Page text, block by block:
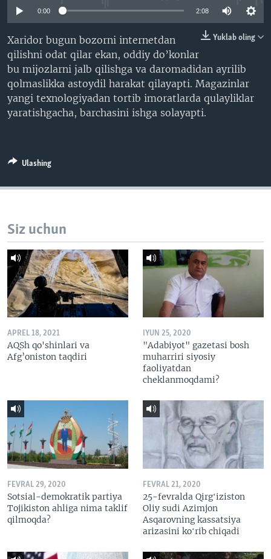
VIDEO
ODNOKLASSNIKI
TWITTER
SOUNDCLOUD
VOA
0:00 2:08
Yuklab oling
Xaridor bugun bozorni internetdan
qilishni odat qilar ekan, oddiy do’konlar
bu mijozlarni jalb qilishga va daromadidan ayrilib
qolmaslikka astoydil harakat qilayapti. Magazinlar
yangi texnologiyadan tortib imoratlarda qulayliklar
yaratishgacha, barchasini ishga solayapti.
Ulashing
Siz uchun
APREL 18, 2021
AQSh qo'shinlari va
Afg’oniston taqdiri
IYUN 25, 2020
"Adabiyot" gazetasi bosh
muharriri siyosiy
faoliyatdan
cheklanmoqdami?
FEVRAL 29, 2020
Sotsial-demokratik partiya
Tojikiston ahliga nima taklif
qilmoqda?
FEVRAL 21, 2020
25-fevralda Qirgʻiziston
Oliy sudi Azimjon
Asqarovning kassatsiya
arizasini koʻrib chiqadi